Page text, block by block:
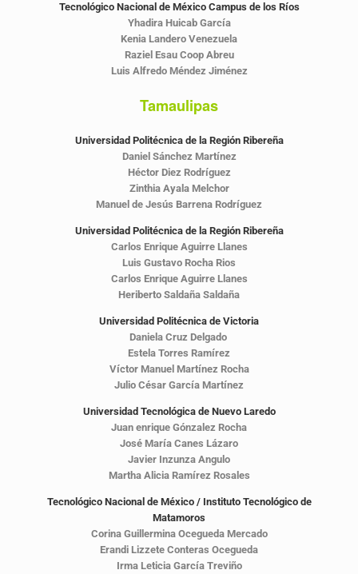
Tecnológico Nacional de México Campus de los Ríos
Yhadira Huicab García
Kenia Landero Venezuela
Raziel Esau Coop Abreu
Luis Alfredo Méndez Jiménez
Tamaulipas
Universidad Politécnica de la Región Ribereña
Daniel Sánchez Martínez
Héctor Diez Rodríguez
Zinthia Ayala Melchor
Manuel de Jesús Barrena Rodríguez
Universidad Politécnica de la Región Ribereña
Carlos Enrique Aguirre Llanes
Luis Gustavo Rocha Rios
Carlos Enrique Aguirre Llanes
Heriberto Saldaña Saldaña
Universidad Politécnica de Victoria
Daniela Cruz Delgado
Estela Torres Ramírez
Víctor Manuel Martínez Rocha
Julio César García Martínez
Universidad Tecnológica de Nuevo Laredo
Juan enrique Gónzalez Rocha
José María Canes Lázaro
Javier Inzunza Angulo
Martha Alicia Ramírez Rosales
Tecnológico Nacional de México / Instituto Tecnológico de
Matamoros
Corina Guillermina Ocegueda Mercado
Erandi Lizzete Conteras Ocegueda
Irma Leticia García Treviño